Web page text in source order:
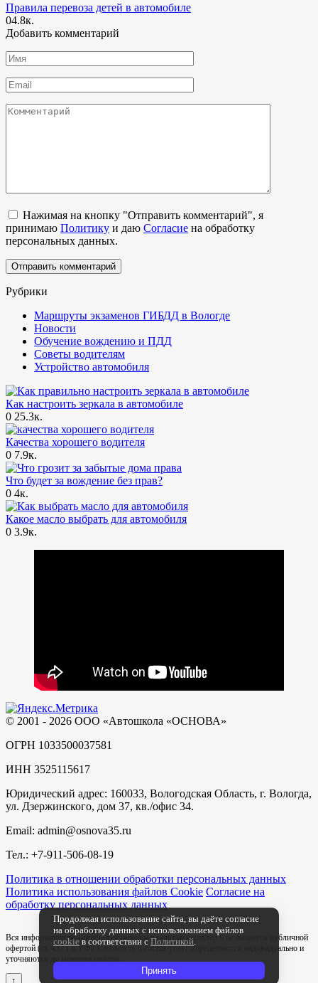
Правила перевоза детей в автомобиле
04.8к.
Добавить комментарий
Имя
*
Email
*
Комментарий
Нажимая на кнопку "Отправить комментарий", я
принимаю Политику и даю Согласие на обработку
персональных данных.
Рубрики
Маршруты экзаменов ГИБДД в Вологде
Новости
Обучение вождению и ПДД
Советы водителям
Устройство автомобиля
Как настроить зеркала в автомобиле
0 25.3к.
Качества хорошего водителя
0 7.9к.
Что будет за вождение без прав?
0 4к.
Какое масло выбрать для автомобиля
0 3.9к.
© 2001 - 2026 ООО «Автошкола «ОСНОВА»
ОГРН 1033500037581
ИНН 3525115617
Юридический адрес: 160033, Вологодская Область, г. Вологда,
ул. Дзержинского, дом 37, кв./офис 34.
Email: admin@osnova35.ru
Тел.: +7-911-506-08-19
Политика в отношении обработки персональных данных
Политика использования файлов Cookie Согласие на
обработку персональных данных
Вся информация на сайте носит информационный характер и не является публичной
офертой (ст. 437 ГК РФ). Стоимость и состав услуг определяются индивидуально и
уточняются до момента оплаты.
Продолжая использование сайта, вы даёте согласие
на обработку данных с использованием файлов
cookie в соответствии с Политикой.
Принять